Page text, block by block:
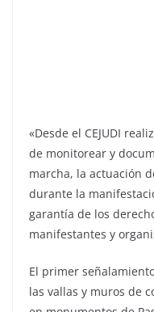
«Desde el CEJUDI
de monitorear y
marcha, la actuación
durante la
garantía de los
manifestantes y
El primer
las vallas y muros de